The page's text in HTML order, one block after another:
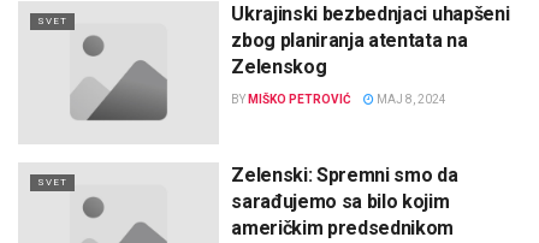
SVET
Ukrajinski bezbednjaci uhapšeni
zbog planiranja atentata na
Zelenskog
BY MIŠKO PETROVIĆ MAJ 8, 2024
SVET
Zelenski: Spremni smo da
sarađujemo sa bilo kojim
američkim predsednikom